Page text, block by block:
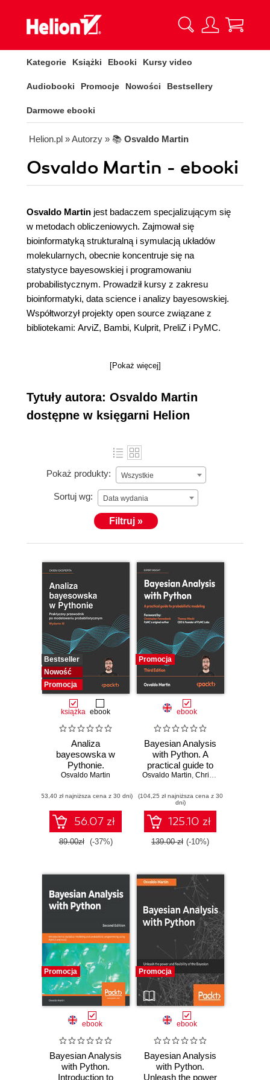
Kategorie Książki Ebooki Kursy video
Audiobooki Promocje Nowości Bestsellery
Darmowe ebooki
Helion.pl » Autorzy » 📚 Osvaldo Martin
Osvaldo Martin - ebooki
Osvaldo Martin jest badaczem specjalizującym się
w metodach obliczeniowych. Zajmował się
bioinformatyką strukturalną i symulacją układów
molekularnych, obecnie koncentruje się na
statystyce bayesowskiej i programowaniu
probabilistycznym. Prowadził kursy z zakresu
bioinformatyki, data science i analizy bayesowskiej.
Współtworzył projekty open source związane z
bibliotekami: ArviZ, Bambi, Kulprit, PreliZ i PyMC.
[Pokaż więcej]
Tytuły autora: Osvaldo Martin
dostępne w księgarni Helion
Pokaż produkty: Wszystkie
Sortuj wg: Data wydania
Filtruj »
Bestseller
Nowość
Promocja
książka ebook
Analiza
bayesowska w
Pythonie.
Praktyczny
modelowaniu
probabilistycznym.
Wydanie III
Osvaldo Martin
(53,40 zł najniższa cena z 30 dni)
56.07 zł
89.00zł (-37%)
Promocja
ebook
Bayesian Analysis
with Python. A
practical guide to
probabilistic
Edition
Osvaldo Martin, Christopher Fonnesbeck
(104,25 zł najniższa cena z 30
dni)
125.10 zł
139.00 zł (-10%)
Promocja
ebook
Bayesian Analysis
with Python.
Introduction to
Promocja
ebook
Bayesian Analysis
with Python.
Unleash the power